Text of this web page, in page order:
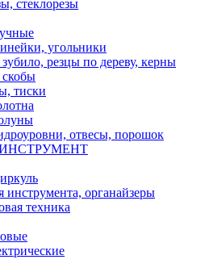
стеклорезы
угольники
резцы по дереву, керны
тиски
отвесы, порошок
органайзеры
техника